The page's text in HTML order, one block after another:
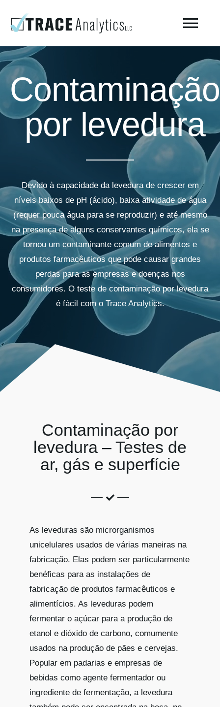
Sobre o laboratório – Trace Analytics
Teste de ar respirável comprimido
Teste de ar comprimido ISO 8573-1 / Fabricação
AirCheck Academy
Kits AirCheck
Account
Contaminação
por levedura
Devido à capacidade da levedura de crescer em
níveis baixos de pH (ácido), baixa atividade de água
(requer pouca água para se reproduzir) e até mesmo
na presença de alguns conservantes químicos, ela se
tornou um contaminante comum de alimentos e
produtos farmacêuticos que pode causar grandes
perdas para as empresas e doenças nos
consumidores. O teste de contaminação por levedura
é fácil com o Trace Analytics.
Contaminação por
levedura – Testes de
ar, gás e superfície
As leveduras são microrganismos
unicelulares usados de várias maneiras na
fabricação. Elas podem ser particularmente
benéficas para as instalações de
fabricação de produtos farmacêuticos e
alimentícios. As leveduras podem
fermentar o açúcar para a produção de
etanol e dióxido de carbono, comumente
usados na produção de pães e cervejas.
Popular em padarias e empresas de
bebidas como agente fermentador ou
ingrediente de fermentação, a levedura